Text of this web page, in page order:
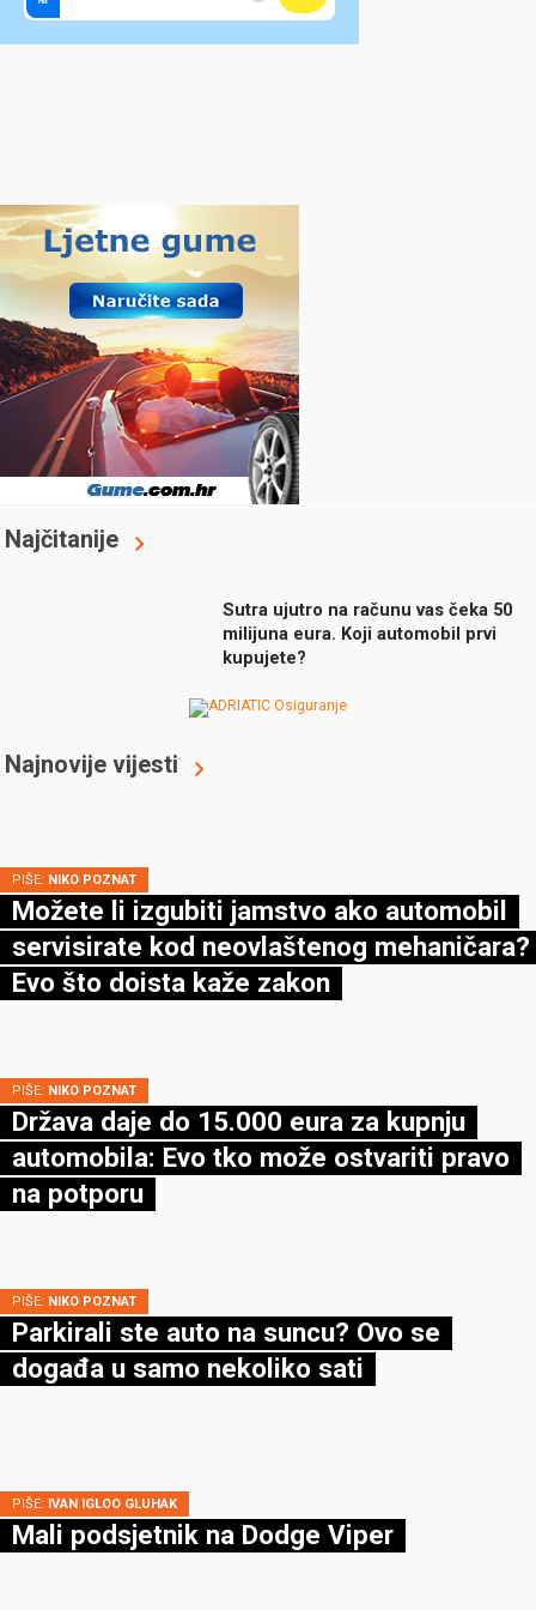
Najčitanije
Sutra ujutro na računu vas čeka 50
milijuna eura. Koji automobil prvi
kupujete?
Najnovije vijesti
PIŠE: NIKO POZNAT
Možete li izgubiti jamstvo ako automobil
servisirate kod neovlaštenog mehaničara?
Evo što doista kaže zakon
PIŠE: NIKO POZNAT
Država daje do 15.000 eura za kupnju
automobila: Evo tko može ostvariti pravo
na potporu
PIŠE: NIKO POZNAT
Parkirali ste auto na suncu? Ovo se
događa u samo nekoliko sati
PIŠE: IVAN IGLOO GLUHAK
Mali podsjetnik na Dodge Viper